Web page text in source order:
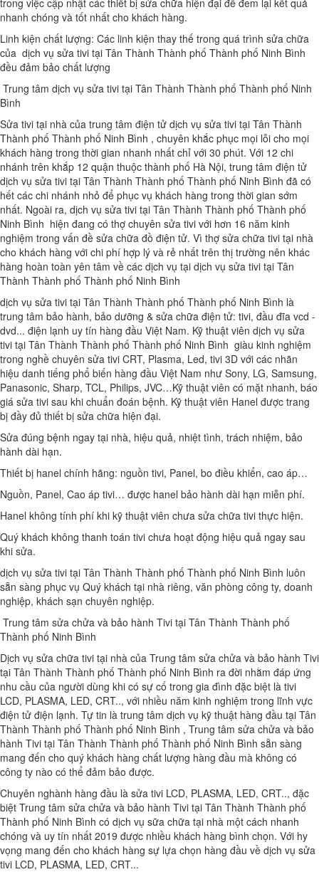
trong việc cập nhật các thiết bị sửa chữa hiện đại để đem lại kết quả
nhanh chóng và tốt nhất cho khách hàng.
Linh kiện chất lượng: Các linh kiện thay thế trong quá trình sửa chữa
của dịch vụ sửa tivi tại Tân Thành Thành phố Thành phố Ninh Bình
đều đảm bảo chất lượng
Trung tâm dịch vụ sửa tivi tại Tân Thành Thành phố Thành phố Ninh
Bình
Sửa tivi tại nhà của trung tâm điện tử dịch vụ sửa tivi tại Tân Thành
Thành phố Thành phố Ninh Bình , chuyên khắc phục mọi lỗi cho mọi
khách hàng trong thời gian nhanh nhất chỉ với 30 phút. Với 12 chi
nhánh trên khắp 12 quận thuộc thành phố Hà Nội, trung tâm điện tử
dịch vụ sửa tivi tại Tân Thành Thành phố Thành phố Ninh Bình đã có
hết các chi nhánh nhỏ để phục vụ khách hàng trong thời gian sớm
nhất. Ngoài ra, dịch vụ sửa tivi tại Tân Thành Thành phố Thành phố
Ninh Bình hiện đang có thợ chuyên sửa tivi với hơn 16 năm kinh
nghiệm trong vấn đề sửa chữa đồ điện tử. Vì thợ sửa chữa tivi tại nhà
cho khách hàng với chi phí hợp lý và rẻ nhất trên thị trường nên khác
hàng hoàn toàn yên tâm về các dịch vụ tại dịch vụ sửa tivi tại Tân
Thành Thành phố Thành phố Ninh Bình
dịch vụ sửa tivi tại Tân Thành Thành phố Thành phố Ninh Bình là
trung tâm bảo hành, bảo dưỡng & sửa chữa điện tử: tivi, đầu đĩa vcd -
dvd... điện lạnh uy tín hàng đầu Việt Nam. Kỹ thuật viên dịch vụ sửa
tivi tại Tân Thành Thành phố Thành phố Ninh Bình giàu kinh nghiệm
trong nghề chuyên sửa tivi CRT, Plasma, Led, tivi 3D với các nhãn
hiệu danh tiếng phổ biến hàng đầu Việt Nam như Sony, LG, Samsung,
Panasonic, Sharp, TCL, Philips, JVC…Kỹ thuật viên có mặt nhanh, báo
giá sửa tivi sau khi chuẩn đoán bệnh. Kỹ thuật viên Hanel được trang
bị đầy đủ thiết bị sửa chữa hiện đại.
Sửa đúng bệnh ngay tại nhà, hiệu quả, nhiệt tình, trách nhiệm, bảo
hành dài hạn.
Thiết bị hanel chính hãng: nguồn tivi, Panel, bo điều khiển, cao áp…
Nguồn, Panel, Cao áp tivi… được hanel bảo hành dài hạn miễn phí.
Hanel không tính phí khi kỹ thuật viên chưa sửa chữa tivi thực hiện.
Quý khách không thanh toán tivi chưa hoạt động hiệu quả ngay sau
khi sửa.
dịch vụ sửa tivi tại Tân Thành Thành phố Thành phố Ninh Bình luôn
sẵn sàng phục vụ Quý khách tại nhà riêng, văn phòng công ty, doanh
nghiệp, khách sạn chuyên nghiệp.
Trung tâm sửa chửa và bảo hành Tivi tại Tân Thành Thành phố
Thành phố Ninh Bình
Dịch vụ sửa chữa tivi tại nhà của Trung tâm sửa chửa và bảo hành Tivi
tại Tân Thành Thành phố Thành phố Ninh Bình ra đời nhằm đáp ứng
nhu cầu của người dùng khi có sự cố trong gia đình đặc biệt là tivi
LCD, PLASMA, LED, CRT.., với nhiều năm kinh nghiệm trong lĩnh vực
điện tử điện lạnh. Tự tin là trung tâm dịch vụ kỹ thuật hàng đầu tại Tân
Thành Thành phố Thành phố Ninh Bình , Trung tâm sửa chửa và bảo
hành Tivi tại Tân Thành Thành phố Thành phố Ninh Bình sẵn sàng
mang đến cho quý khách hàng chất lượng hàng đầu mà không có
công ty nào có thể đảm bảo được.
Chuyên nghành hàng đầu là sửa tivi LCD, PLASMA, LED, CRT.., đặc
biệt Trung tâm sửa chửa và bảo hành Tivi tại Tân Thành Thành phố
Thành phố Ninh Bình có dịch vụ sữa chữa tại nhà một cách nhanh
chóng và uy tín nhất 2019 được nhiều khách hàng bình chọn. Với hy
vọng mang đến cho khách hàng sự lựa chọn hàng đầu về dịch vụ sửa
tivi LCD, PLASMA, LED, CRT...